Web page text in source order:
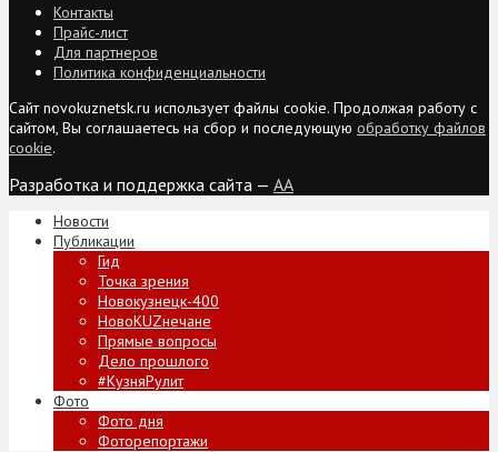
Контакты
Прайс-лист
Для партнеров
Политика конфиденциальности
Сайт novokuznetsk.ru использует файлы cookie. Продолжая работу с
сайтом, Вы соглашаетесь на сбор и последующую обработку файлов
cookie.
Разработка и поддержка сайта — AA
Новости
Публикации
Гид
Точка зрения
Новокузнецк-400
НовоKUZнечане
Прямые вопросы
Дело прошлого
#КузняРулит
Фото
Фото дня
Фоторепортажи